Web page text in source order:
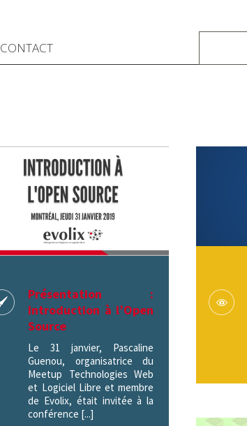
CONTACT
Présentation :
Introduction à l’Open
Source
Le 31 janvier, Pascaline
Guenou, organisatrice du
Meetup Technologies Web
et Logiciel Libre et membre
de Evolix, était invitée à la
conférence [...]